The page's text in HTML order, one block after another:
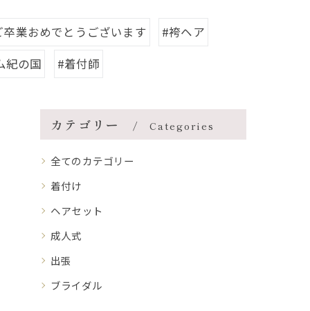
卒業おめでとうございます
#袴ヘア
紀の国 #着付師
カテゴリー Categories
全てのカテゴリー
着付け
ヘアセット
成人式
出張
ブライダル